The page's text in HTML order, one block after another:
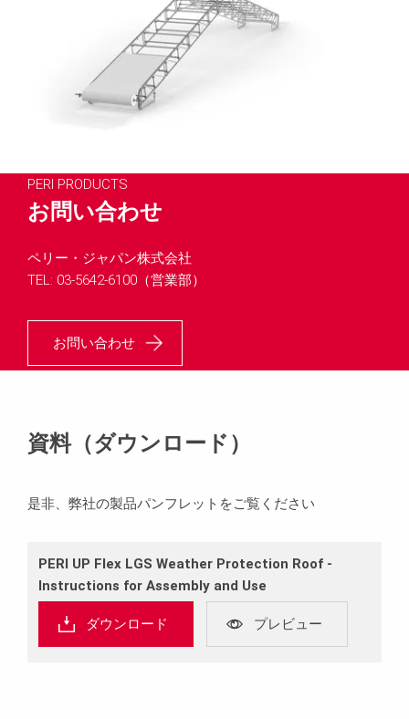
PERI PRODUCTS
お問い合わせ
ペリー・ジャパン株式会社
TEL: 03-5642-6100（営業部）
お問い合わせ
資料（ダウンロード）
是非、弊社の製品パンフレットをご覧ください
PERI UP Flex LGS Weather Protection Roof ‐
Instructions for Assembly and Use
ダウンロード プレビュー